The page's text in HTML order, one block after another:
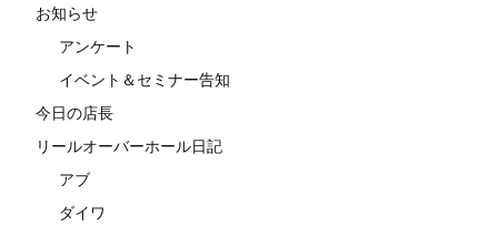
お知らせ
アンケート
イベント＆セミナー告知
今日の店長
リールオーバーホール日記
アブ
ダイワ